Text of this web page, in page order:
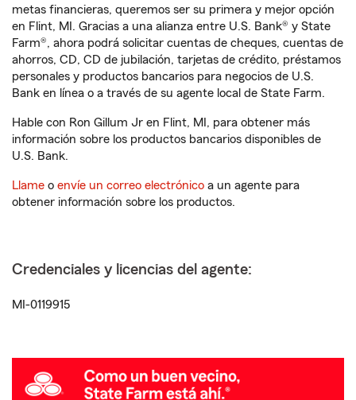
metas financieras, queremos ser su primera y mejor opción
en Flint, MI. Gracias a una alianza entre U.S. Bank® y State
Farm®, ahora podrá solicitar cuentas de cheques, cuentas de
ahorros, CD, CD de jubilación, tarjetas de crédito, préstamos
personales y productos bancarios para negocios de U.S.
Bank en línea o a través de su agente local de State Farm.
Hable con Ron Gillum Jr en Flint, MI, para obtener más
información sobre los productos bancarios disponibles de
U.S. Bank.
Llame o envíe un correo electrónico a un agente para
obtener información sobre los productos.
Credenciales y licencias del agente:
MI-0119915